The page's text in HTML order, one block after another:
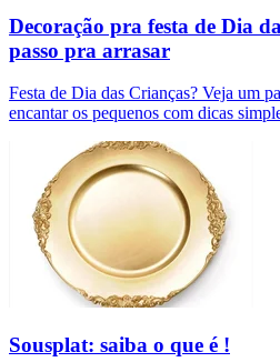
Decoração pra festa de Dia
passo pra arrasar
Festa de Dia das Crianças? Veja um
encantar os pequenos com dicas
Sousplat: saiba o que é !